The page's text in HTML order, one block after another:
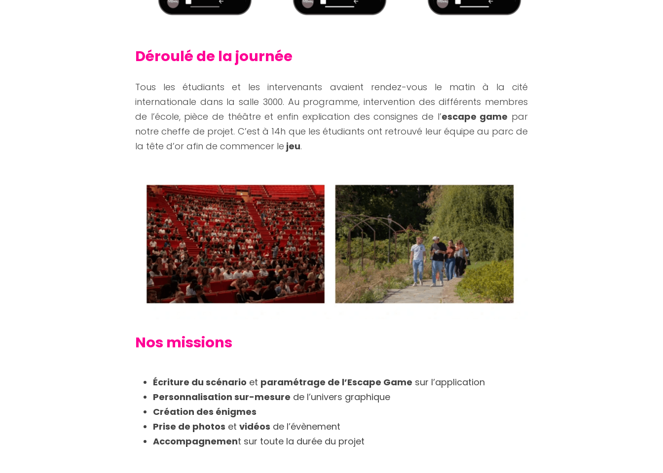
Déroulé de la journée
Tous les étudiants et les intervenants avaient rendez-vous le matin à la cité
internationale dans la salle 3000. Au programme, intervention des différents membres
de l’école, pièce de théâtre et enfin explication des consignes de l’escape game par
notre cheffe de projet. C’est à 14h que les étudiants ont retrouvé leur équipe au parc de
la tête d’or afin de commencer le jeu.
Nos missions
Écriture du scénario et paramétrage de l’Escape Game sur l’application
Personnalisation sur-mesure de l’univers graphique
Création des énigmes
Prise de photos et vidéos de l’évènement
Accompagnement sur toute la durée du projet